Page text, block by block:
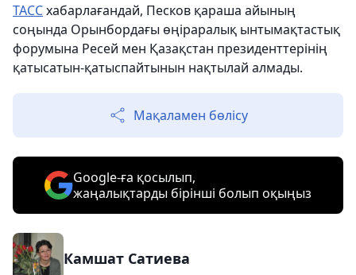
ТАССхабарлағандай, Песков қараша айының
соңында Орынбордағы өңіраралық ынтымақтастық
форумына Ресей мен Қазақстан президенттерінің
қатысатын-қатыспайтынын нақтылай алмады.
Мақаламен бөлісу
Google-ға қосылып,
жаңалықтарды бірінші болып оқыңыз
Камшат Сатиева